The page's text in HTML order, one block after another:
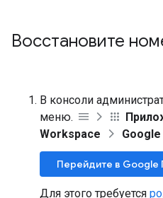
Восстановите
В консоли
меню.
Workspace
Перейдите в Google
Для этого требуется